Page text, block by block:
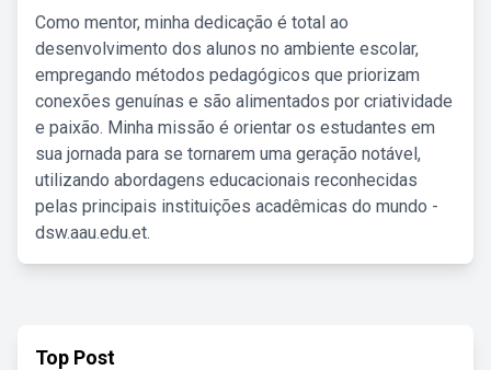
Como mentor, minha dedicação é total ao
desenvolvimento dos alunos no ambiente escolar,
empregando métodos pedagógicos que priorizam
conexões genuínas e são alimentados por criatividade
e paixão. Minha missão é orientar os estudantes em
sua jornada para se tornarem uma geração notável,
utilizando abordagens educacionais reconhecidas
pelas principais instituições acadêmicas do mundo -
dsw.aau.edu.et.
Top Post